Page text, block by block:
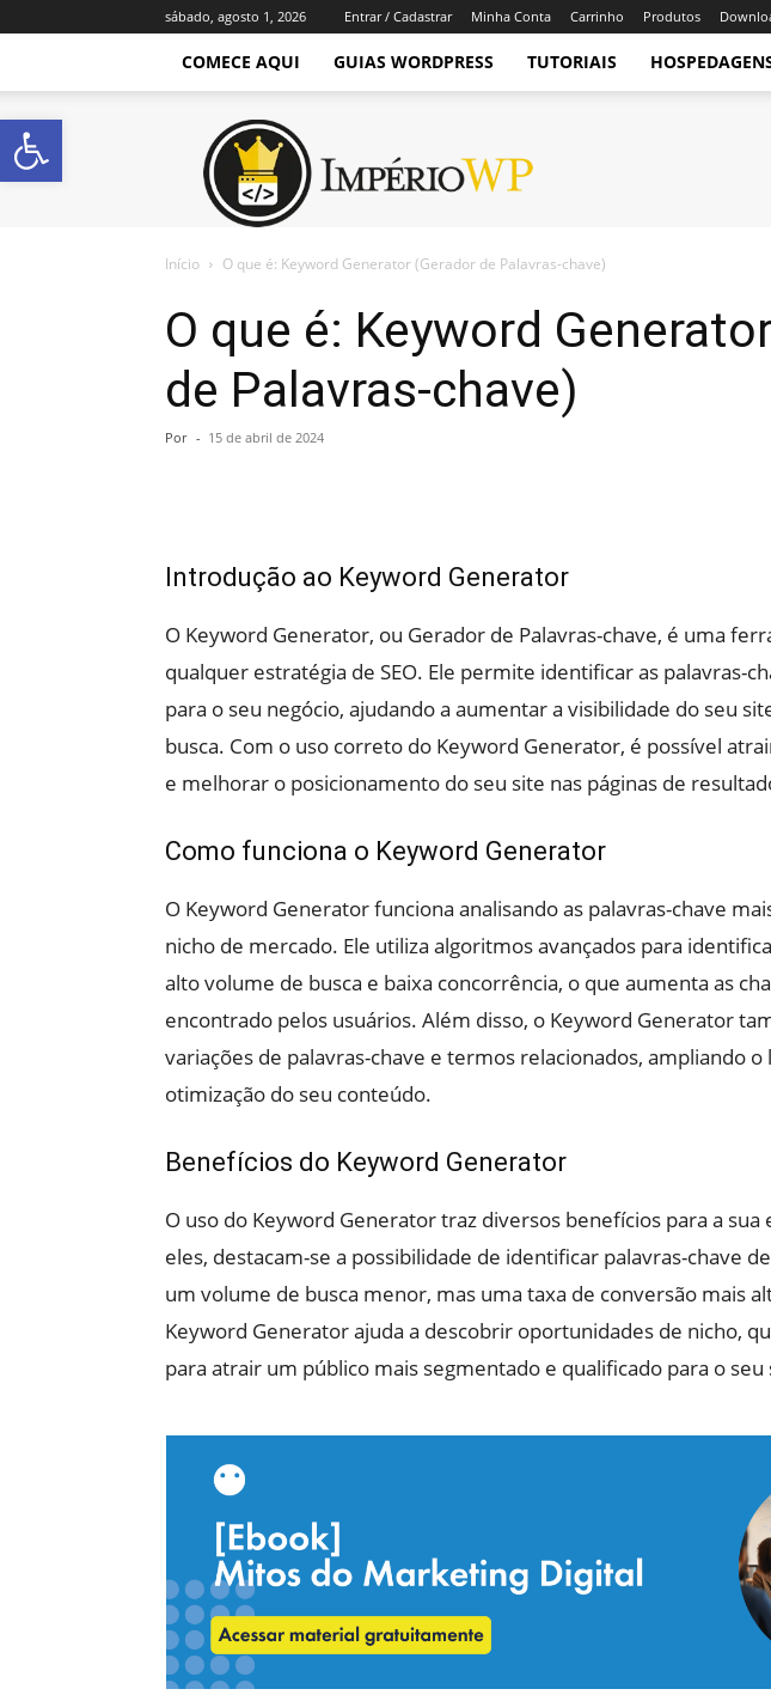
sábado, agosto 1, 2026 Entrar / Cadastrar Minha Conta Carrinho Produtos
COMECE AQUI GUIAS WORDPRESS TUTORIAIS
Império
WordPress
Início O que é: Keyword Generator (Gerador de Palavras-chave)
O que é: Keyword
de Palavras-chave)
Por - 15 de abril de 2024
Introdução ao Keyword Generator
O Keyword Generator, ou Gerador de Palavras-chave, é uma
qualquer estratégia de SEO. Ele permite identificar as palavras-
para o seu negócio, ajudando a aumentar a visibilidade do seu
busca. Com o uso correto do Keyword Generator, é possível
e melhorar o posicionamento do seu site nas páginas de
Como funciona o Keyword Generator
O Keyword Generator funciona analisando as palavras-chave
nicho de mercado. Ele utiliza algoritmos avançados para
alto volume de busca e baixa concorrência, o que aumenta as
encontrado pelos usuários. Além disso, o Keyword Generator
variações de palavras-chave e termos relacionados, ampliando o
otimização do seu conteúdo.
Benefícios do Keyword Generator
O uso do Keyword Generator traz diversos benefícios para a sua
eles, destacam-se a possibilidade de identificar palavras-chave
um volume de busca menor, mas uma taxa de conversão mais
Keyword Generator ajuda a descobrir oportunidades de nicho,
para atrair um público mais segmentado e qualificado para o seu
Abrir a barra de ferramentas